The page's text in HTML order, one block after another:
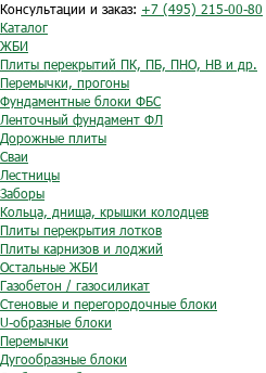
Консультации и заказ: +7 (495) 215-00-80
Каталог
ЖБИ
Плиты перекрытий ПК, ПБ, ПНО, НВ и др.
Перемычки, прогоны
Фундаментные блоки ФБС
Ленточный фундамент ФЛ
Дорожные плиты
Сваи
Лестницы
Заборы
Кольца, днища, крышки колодцев
Плиты перекрытия лотков
Плиты карнизов и лоджий
Остальные ЖБИ
Газобетон / газосиликат
Стеновые и перегородочные блоки
U-образные блоки
Перемычки
Дугообразные блоки